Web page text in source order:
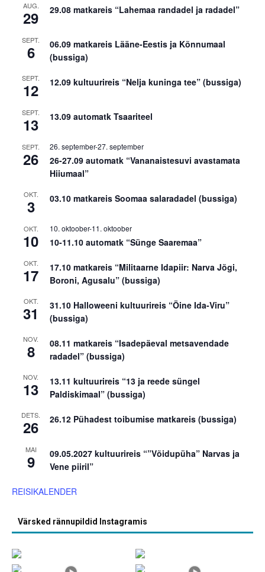
AUG.
29 29.08 matkareis “Lahemaa randadel ja radadel”
SEPT.
6
06.09 matkareis Lääne-Eestis ja Kõnnumaal
(bussiga)
SEPT.
12 12.09 kultuurireis “Nelja kuninga tee” (bussiga)
SEPT.
13 13.09 automatk Tsaariteel
SEPT.
26
26. september-27. september
26-27.09 automatk “Vananaistesuvi avastamata
Hiiumaal”
OKT.
3 03.10 matkareis Soomaa salaradadel (bussiga)
OKT.
10
10. oktoober-11. oktoober
10-11.10 automatk “Sünge Saaremaa”
OKT.
17
17.10 matkareis “Militaarne Idapiir: Narva Jõgi,
Boroni, Agusalu” (bussiga)
OKT.
31
31.10 Halloweeni kultuurireis “Öine Ida-Viru”
(bussiga)
NOV.
8
08.11 matkareis “Isadepäeval metsavendade
radadel” (bussiga)
NOV.
13
13.11 kultuurireis “13 ja reede süngel
Paldiskimaal” (bussiga)
DETS.
26 26.12 Pühadest toibumise matkareis (bussiga)
MAI
9
09.05.2027 kultuurireis “”Võidupüha” Narvas ja
Vene piiril”
REISIKALENDER
Värsked rännupildid Instagramis